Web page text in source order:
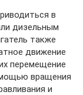
в
дизельным
также
движение
перемещение
вращения
и